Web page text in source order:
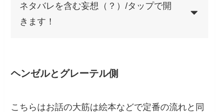
ネタバレを含む妄想（？）/タップで開
きます！
ヘンゼルとグレーテル側
こちらはお話の大筋は絵本などで定番の流れと同